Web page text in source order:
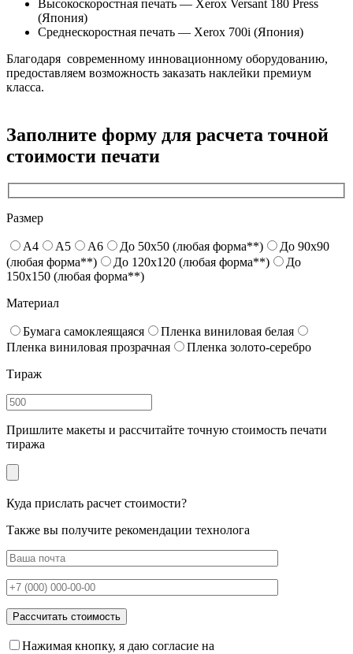
Высокоскоростная печать — Xerox Versant 180 Press
(Япония)
Среднескоростная печать — Xerox 700i (Япония)
Благодаря современному инновационному оборудованию,
предоставляем возможность заказать наклейки премиум
класса.
Заполните форму для расчета точной
стоимости печати
Размер
A4 A5 A6 До 50x50 (любая форма**)
До 90x90
(любая форма**)
До 120x120 (любая форма**)
До
150x150 (любая форма**)
Материал
Бумага самоклеящаяся
Пленка виниловая белая
Пленка виниловая прозрачная
Пленка золото-серебро
Тираж
Пришлите макеты и рассчитайте точную стоимость печати
тиража
Куда прислать расчет стоимости?
Также вы получите рекомендации технолога
Нажимая кнопку, я даю согласие на